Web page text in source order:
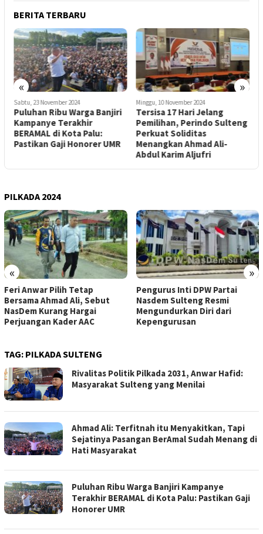
BERITA TERBARU
« »
Sabtu, 23 November 2024
Puluhan Ribu Warga Banjiri
Kampanye Terakhir
BERAMAL di Kota Palu:
Pastikan Gaji Honorer UMR
Minggu, 10 November 2024
Tersisa 17 Hari Jelang
Pemilihan, Perindo Sulteng
Perkuat Soliditas
Menangkan Ahmad Ali-
Abdul Karim Aljufri
PILKADA 2024
« »
Feri Anwar Pilih Tetap
Bersama Ahmad Ali, Sebut
NasDem Kurang Hargai
Perjuangan Kader AAC
Pengurus Inti DPW Partai
Nasdem Sulteng Resmi
Mengundurkan Diri dari
Kepengurusan
TAG: PILKADA SULTENG
Rivalitas Politik Pilkada 2031, Anwar Hafid:
Masyarakat Sulteng yang Menilai
Ahmad Ali: Terfitnah itu Menyakitkan, Tapi
Sejatinya Pasangan BerAmal Sudah Menang di
Hati Masyarakat
Puluhan Ribu Warga Banjiri Kampanye
Terakhir BERAMAL di Kota Palu: Pastikan Gaji
Honorer UMR